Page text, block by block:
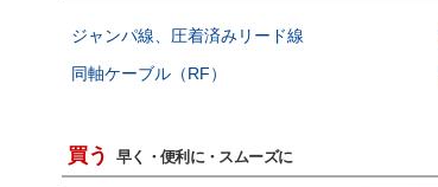
ジャンパ線、圧着済みリード線
同軸ケーブル（RF）
買う 早く・便利に・スムーズに